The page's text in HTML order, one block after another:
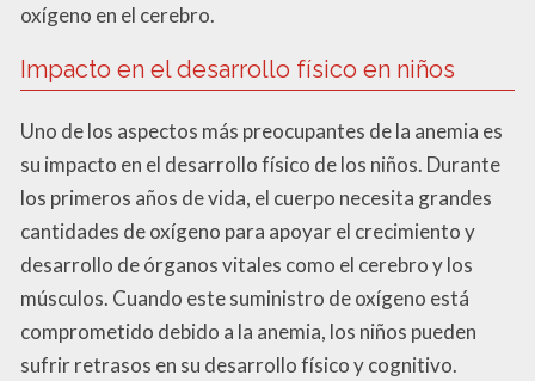
oxígeno en el cerebro.
Impacto en el desarrollo físico en niños
Uno de los aspectos más preocupantes de la anemia es
su impacto en el desarrollo físico de los niños. Durante
los primeros años de vida, el cuerpo necesita grandes
cantidades de oxígeno para apoyar el crecimiento y
desarrollo de órganos vitales como el cerebro y los
músculos. Cuando este suministro de oxígeno está
comprometido debido a la anemia, los niños pueden
sufrir retrasos en su desarrollo físico y cognitivo.